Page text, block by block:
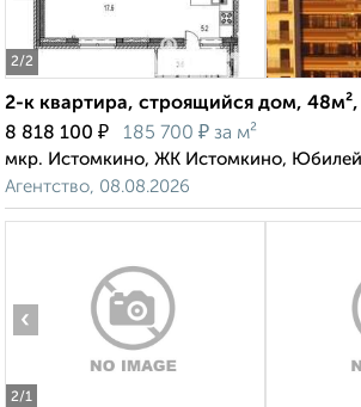
2/2
2-к квартира, строящийся дом,
8 818 100 ₽ 185 700 ₽ за м²
мкр. Истомкино, ЖК Истомкино,
Агентство, 08.08.2026
2/1
‹